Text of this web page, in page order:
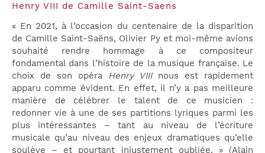
Henry VIII de Camille Saint-Saens
« En 2021, à l’occasion du centenaire de la disparition
de Camille Saint-Saëns, Olivier Py et moi-même avions
souhaité rendre hommage à ce compositeur
fondamental dans l’histoire de la musique française. Le
choix de son opéra Henry VIIInous est rapidement
apparu comme évident. En effet, il n’y a pas meilleure
manière de célébrer le talent de ce musicien :
redonner vie à une de ses partitions lyriques parmi les
plus intéressantes – tant au niveau de l’écriture
musicale qu’au niveau des enjeux dramatiques qu’elle
soulève – et pourtant injustement oubliée. » (Alain